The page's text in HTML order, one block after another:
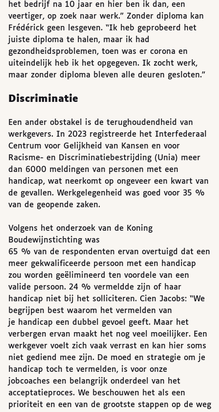
het bedrijf na 10 jaar en hier ben ik dan, een
veertiger, op zoek naar werk.” Zonder diploma kan
Frédérick geen lesgeven. “Ik heb geprobeerd het
juiste diploma te halen, maar ik had
gezondheidsproblemen, toen was er corona en
uiteindelijk heb ik het opgegeven. Ik zocht werk,
maar zonder diploma bleven alle deuren gesloten.”
Discriminatie
Een ander obstakel is de terughoudendheid van
werkgevers. In 2023 registreerde het Interfederaal
Centrum voor Gelijkheid van Kansen en voor
Racisme- en Discriminatiebestrijding (Unia) meer
dan 6000 meldingen van personen met een
handicap, wat neerkomt op ongeveer een kwart van
de gevallen. Werkgelegenheid was goed voor 35 %
van de geopende zaken.
Volgens het onderzoek van de Koning
Boudewijnstichting was
65 % van de respondenten ervan overtuigd dat een
meer gekwalificeerde persoon met een handicap
zou worden geëlimineerd ten voordele van een
valide persoon. 24 % vermeldde zijn of haar
handicap niet bij het solliciteren. Cien Jacobs: “We
begrijpen best waarom het vermelden van
je handicap een dubbel gevoel geeft. Maar het
verbergen ervan maakt het nog veel moeilijker. Een
werkgever voelt zich vaak verrast en kan hier soms
niet gediend mee zijn. De moed en strategie om je
handicap toch te vermelden, is voor onze
jobcoaches een belangrijk onderdeel van het
acceptatieproces. We beschouwen het als een
prioriteit en een van de grootste stappen op de weg